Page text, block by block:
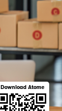
Download Atome